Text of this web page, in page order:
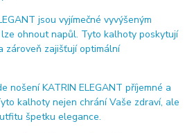
jsou vyjímečné vyvýšeným
ohnout napůl. Tyto kalhoty poskytují
zároveň zajišťují optimální
nošení KATRIN ELEGANT příjemné a
kalhoty nejen chrání Vaše zdraví, ale
špetku elegance.